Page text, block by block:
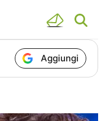
Aggiungi